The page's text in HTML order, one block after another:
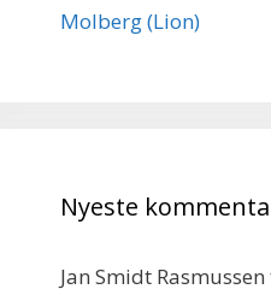
Molberg (Lion)
Nyeste
Jan Smidt Rasmussen